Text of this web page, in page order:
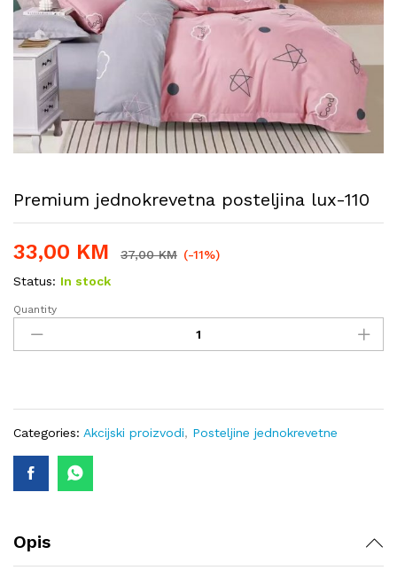
Premium jednokrevetna posteljina lux-110
33,00 KM 37,00KM (-11%)
Status: In stock
Premium
jednokrevetna
posteljina
quantity
Quantity
Categories: Akcijski proizvodi, Posteljine jednokrevetne
Opis